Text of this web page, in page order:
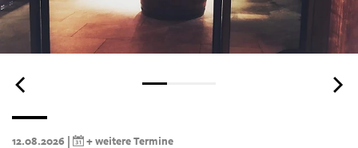
12.08.2026 | + weitere Termine